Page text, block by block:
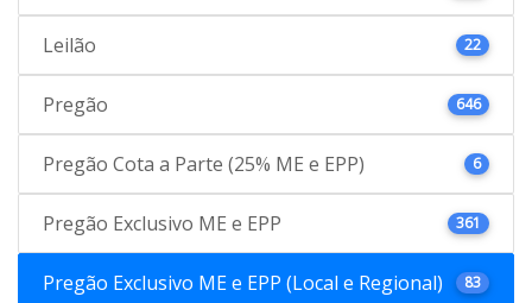
Leilão 22
Pregão 646
Pregão Cota a Parte (25% ME e EPP) 6
Pregão Exclusivo ME e EPP 361
Pregão Exclusivo ME e EPP (Local e Regional) 83